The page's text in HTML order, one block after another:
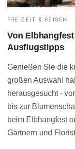
FREIZEIT & REISEN
Von
Ausflugstipps
Genießen Sie die
großen Auswahl
herausgesucht -
bis zur
beim Elbhangfest
Gärtnern und